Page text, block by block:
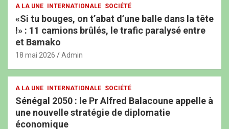
A LA UNE INTERNATIONALE SOCIÉTÉ
«Si tu bouges, on t’abat d’une balle dans la tête
!» : 11 camions brûlés, le trafic paralysé entre
et Bamako
18 mai 2026 Admin
A LA UNE INTERNATIONALE SOCIÉTÉ
Sénégal 2050 : le Pr Alfred Balacoune appelle à
une nouvelle stratégie de diplomatie
économique